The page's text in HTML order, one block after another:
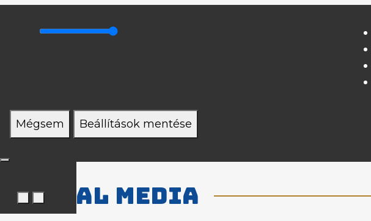
Mégsem Beállítások mentése
Social media